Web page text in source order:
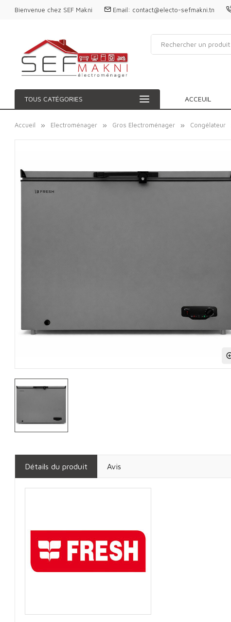
Bienvenue chez SEF Makni Email: contact@electo-sefmakni.tn
TOUS CATÉGORIES ACCEUIL
Accueil Electroménager Gros Electroménager Congélateur
Détails du produit Avis